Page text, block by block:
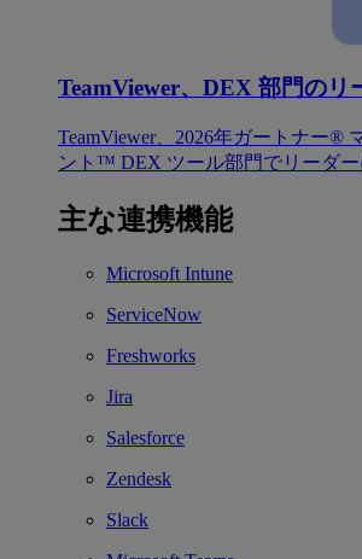
TeamViewer、DEX 部門のリ
TeamViewer、2026年ガートナー®
ント™ DEX ツール部門でリーダー
主な連携機能
Microsoft Intune
ServiceNow
Freshworks
Jira
Salesforce
Zendesk
Slack